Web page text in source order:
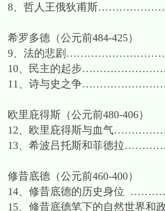
8、哲人王俄狄甫斯
希罗多德（公元前484-425）
9、法的悲剧
10、民主的起步
11、诗与史之争
欧里庇得斯（公元前480-406）
12、欧里庇得斯与血气
13、希波吕托斯和菲德拉
修昔底德（公元前460-400）
14、修昔底德的历史身
15、修昔底德笔下的自然世